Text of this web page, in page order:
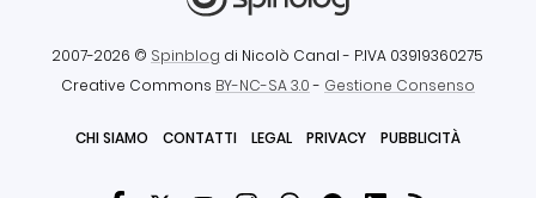
2007-2026 © Spinblog di Nicolò Canal - P.IVA 03919360275
Creative Commons BY-NC-SA 3.0- Gestione Consenso
CHI SIAMO CONTATTI LEGAL PRIVACY PUBBLICITÀ